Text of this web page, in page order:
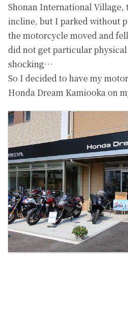
Shonan International Village,
incline, but I parked without
the motorcycle moved and
did not get particular physical
shocking…
So I decided to have my
Honda Dream Kamiooka on